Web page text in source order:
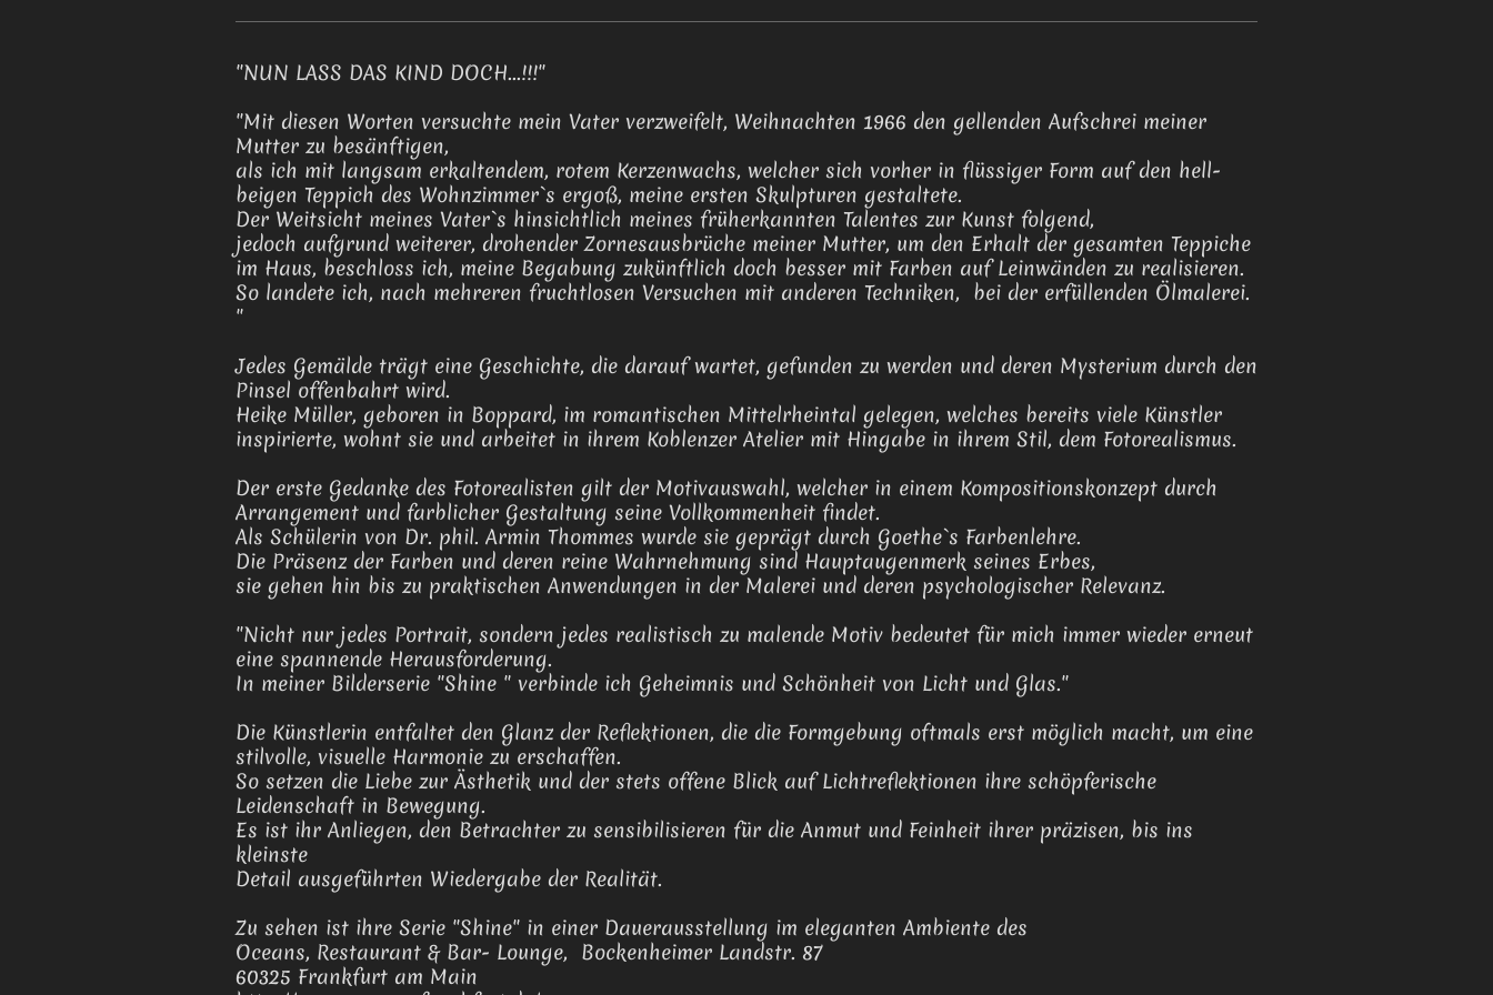
"NUN LASS DAS KIND DOCH...!!!"
"Mit diesen Worten versuchte mein Vater verzweifelt, Weihnachten 1966 den gellenden Aufschrei meiner
Mutter zu besänftigen,
als ich mit langsam erkaltendem, rotem Kerzenwachs, welcher sich vorher in flüssiger Form auf den hell-
beigen Teppich des Wohnzimmer`s ergoß, meine ersten Skulpturen gestaltete.
Der Weitsicht meines Vater`s hinsichtlich meines früherkannten Talentes zur Kunst folgend,
jedoch aufgrund weiterer, drohender Zornesausbrüche meiner Mutter, um den Erhalt der gesamten Teppiche
im Haus, beschloss ich, meine Begabung zukünftlich doch besser mit Farben auf Leinwänden zu realisieren.
So landete ich, nach mehreren fruchtlosen Versuchen mit anderen Techniken, bei der erfüllenden Ölmalerei.
"
Jedes Gemälde trägt eine Geschichte, die darauf wartet, gefunden zu werden und deren Mysterium durch den
Pinsel offenbahrt wird.
Heike Müller, geboren in Boppard, im romantischen Mittelrheintal gelegen, welches bereits viele Künstler
inspirierte, wohnt sie und arbeitet in ihrem Koblenzer Atelier mit Hingabe in ihrem Stil, dem Fotorealismus.
Der erste Gedanke des Fotorealisten gilt der Motivauswahl, welcher in einem Kompositionskonzept durch
Arrangement und farblicher Gestaltung seine Vollkommenheit findet.
Als Schülerin von Dr. phil. Armin Thommes wurde sie geprägt durch Goethe`s Farbenlehre.
Die Präsenz der Farben und deren reine Wahrnehmung sind Hauptaugenmerk seines Erbes,
sie gehen hin bis zu praktischen Anwendungen in der Malerei und deren psychologischer Relevanz.
"Nicht nur jedes Portrait, sondern jedes realistisch zu malende Motiv bedeutet für mich immer wieder erneut
eine spannende Herausforderung.
In meiner Bilderserie "Shine " verbinde ich Geheimnis und Schönheit von Licht und Glas."
Die Künstlerin entfaltet den Glanz der Reflektionen, die die Formgebung oftmals erst möglich macht, um eine
stilvolle, visuelle Harmonie zu erschaffen.
So setzen die Liebe zur Ästhetik und der stets offene Blick auf Lichtreflektionen ihre schöpferische
Leidenschaft in Bewegung.
Es ist ihr Anliegen, den Betrachter zu sensibilisieren für die Anmut und Feinheit ihrer präzisen, bis ins
kleinste
Detail ausgeführten Wiedergabe der Realität.
Zu sehen ist ihre Serie "Shine" in einer Dauerausstellung im eleganten Ambiente des
Oceans, Restaurant & Bar- Lounge, Bockenheimer Landstr. 87
60325 Frankfurt am Main